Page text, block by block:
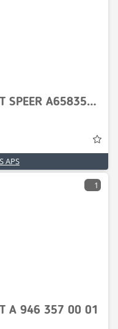
Mercedes-Benz HALF SHAFT SPEER A6583570901
APS
1
A 946 357 00 01